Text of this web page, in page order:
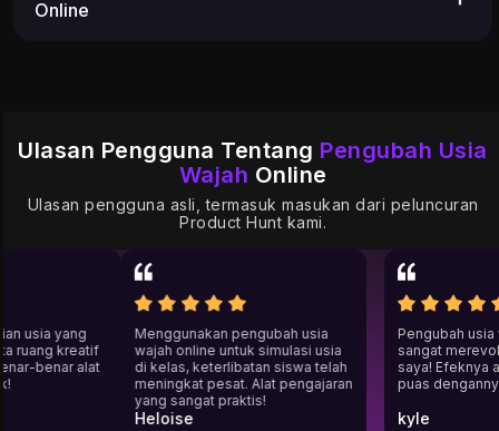
Online
Ulasan Pengguna Tentang Pengubah Usia
Wajah Online
Ulasan pengguna asli, termasuk masukan dari peluncuran
Product Hunt kami.
usia yang
ruang kreatif
benar alat
Menggunakan pengubah usia
wajah online untuk simulasi usia
di kelas, keterlibatan siswa telah
meningkat pesat. Alat pengajaran
yang sangat praktis!
Heloise
Pengubah
sangat
saya!
puas
kyle